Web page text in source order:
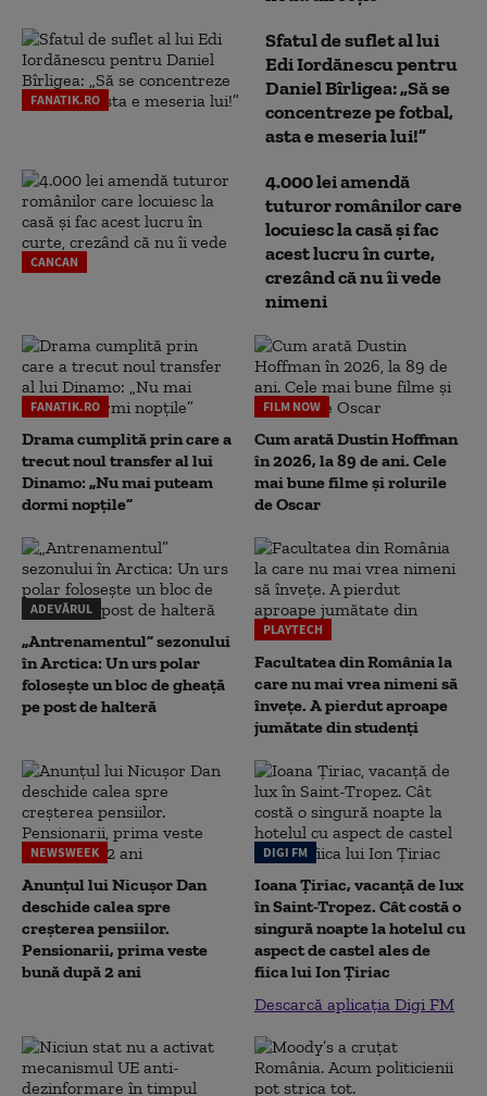
FANATIK.RO
Sfatul de suflet al lui
Edi Iordănescu pentru
Daniel Bîrligea: „Să se
concentreze pe fotbal,
asta e meseria lui!”
CANCAN
4.000 lei amendă
tuturor românilor care
locuiesc la casă și fac
acest lucru în curte,
crezând că nu îi vede
nimeni
FANATIK.RO
Drama cumplită prin care a
trecut noul transfer al lui
Dinamo: „Nu mai puteam
dormi nopțile”
FILM NOW
Cum arată Dustin Hoffman
în 2026, la 89 de ani. Cele
mai bune filme și rolurile
de Oscar
ADEVĂRUL
„Antrenamentul” sezonului
în Arctica: Un urs polar
folosește un bloc de gheață
pe post de halteră
PLAYTECH
Facultatea din România la
care nu mai vrea nimeni să
înveţe. A pierdut aproape
jumătate din studenţi
NEWSWEEK
Anunțul lui Nicușor Dan
deschide calea spre
creșterea pensiilor.
Pensionarii, prima veste
bună după 2 ani
DIGI FM
Ioana Țiriac, vacanță de lux
în Saint-Tropez. Cât costă o
singură noapte la hotelul cu
aspect de castel ales de
fiica lui Ion Țiriac
Descarcă aplicația Digi FM